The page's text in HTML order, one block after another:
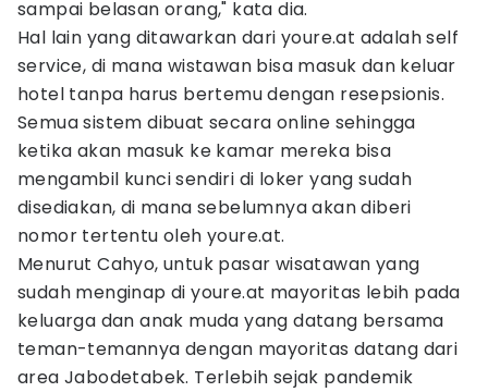
sampai belasan orang," kata dia.
Hal lain yang ditawarkan dari youre.at adalah self
service, di mana wistawan bisa masuk dan keluar
hotel tanpa harus bertemu dengan resepsionis.
Semua sistem dibuat secara online sehingga
ketika akan masuk ke kamar mereka bisa
mengambil kunci sendiri di loker yang sudah
disediakan, di mana sebelumnya akan diberi
nomor tertentu oleh youre.at.
Menurut Cahyo, untuk pasar wisatawan yang
sudah menginap di youre.at mayoritas lebih pada
keluarga dan anak muda yang datang bersama
teman-temannya dengan mayoritas datang dari
area Jabodetabek. Terlebih sejak pandemik